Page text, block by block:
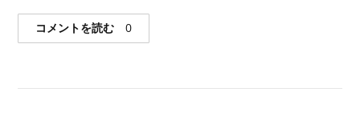
コメントを読む 0